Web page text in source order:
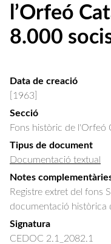
l’Orfeó
8.000
Data de creació
[1963]
Secció
Fons històric de l'Orfeó
Tipus de document
Documentació textual
Notes
Registre extret del fons
documentació històrica
Signatura
CEDOC 2.1_2082.1